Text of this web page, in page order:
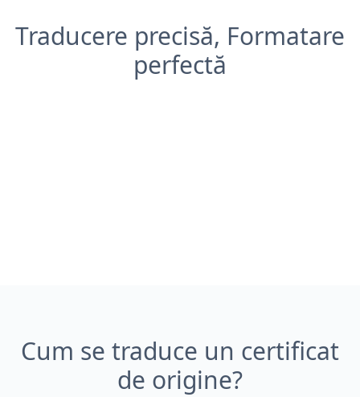
Traducere precisă, Formatare
perfectă
Cum se traduce un certificat
de origine?